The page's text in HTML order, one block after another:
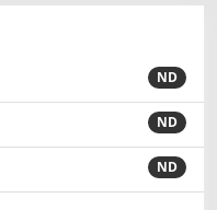
ND
ND
ND